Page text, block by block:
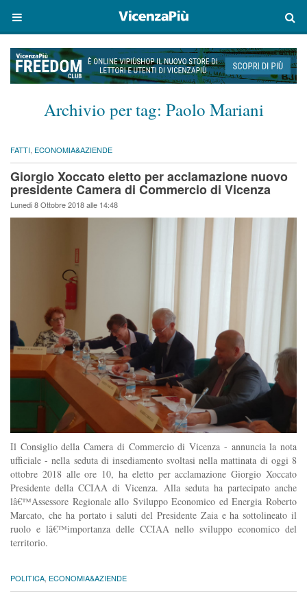
Archivio per tag: Paolo Mariani
FATTI, ECONOMIA&AZIENDE
Giorgio Xoccato eletto per acclamazione nuovo
presidente Camera di Commercio di Vicenza
Lunedi 8 Ottobre 2018 alle 14:48
Il Consiglio della Camera di Commercio di Vicenza - annuncia la nota
ufficiale - nella seduta di insediamento svoltasi nella mattinata di oggi 8
ottobre 2018 alle ore 10, ha eletto per acclamazione Giorgio Xoccato
Presidente della CCIAA di Vicenza. Alla seduta ha partecipato anche
lâ€™Assessore Regionale allo Sviluppo Economico ed Energia Roberto
Marcato, che ha portato i saluti del Presidente Zaia e ha sottolineato il
ruolo e lâ€™importanza delle CCIAA nello sviluppo economico del
territorio.
POLITICA, ECONOMIA&AZIENDE